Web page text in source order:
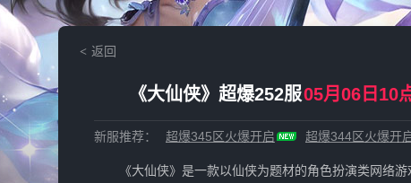
返回
《大仙侠》超爆252服05月06日10
新服推荐： 超爆345区火爆开启 超爆344区火爆开
《大仙侠》是一款以仙侠为题材的角色扮演类网络